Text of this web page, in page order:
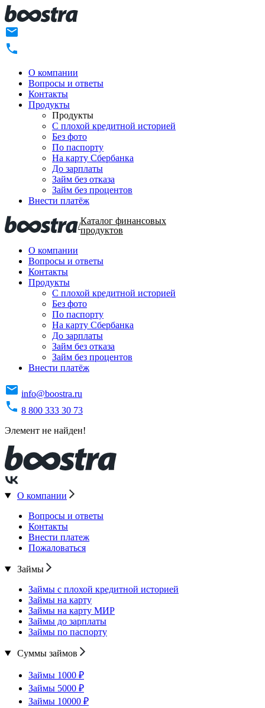
О компании
Вопросы и ответы
Контакты
Продукты
Продукты
C плохой кредитной историей
Без фото
По паспорту
На карту Сбербанка
До зарплаты
Займ без отказа
Займ без процентов
Внести платёж
/Каталог финансовых
продуктов
О компании
Вопросы и ответы
Контакты
Продукты
C плохой кредитной историей
Без фото
По паспорту
На карту Сбербанка
До зарплаты
Займ без отказа
Займ без процентов
Внести платёж
info@boostra.ru
8 800 333 30 73
Элемент не найден!
О компании
Вопросы и ответы
Контакты
Внести платеж
Пожаловаться
Займы
Займы с плохой кредитной историей
Займы на карту
Займы на карту МИР
Займы до зарплаты
Займы по паспорту
Суммы займов
Займы 1000 ₽
Займы 5000 ₽
Займы 10000 ₽